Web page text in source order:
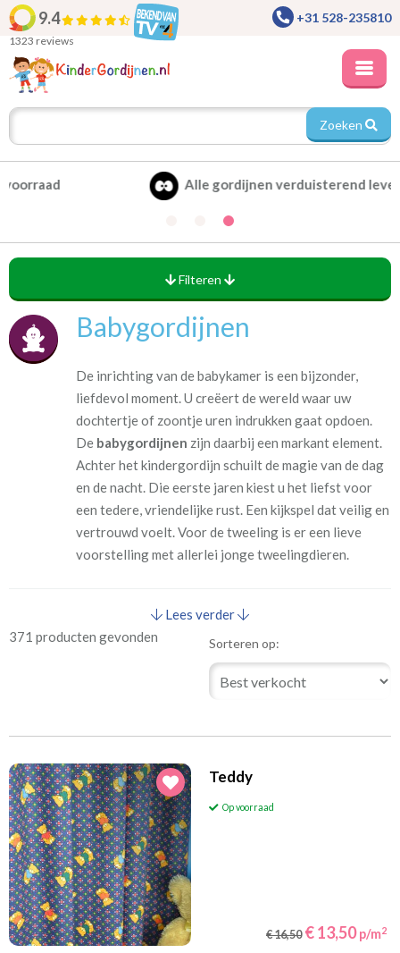
9.4
1323 reviews
+31 528-235810
Zoeken
Alle gordijnen verduisterend leverbaar
Filteren
Babygordijnen
De inrichting van de babykamer is een bijzonder,
liefdevol moment. U creëert de wereld waar uw
dochtertje of zoontje uren indrukken gaat opdoen.
De babygordijnen zijn daarbij een markant element.
Achter het kindergordijn schuilt de magie van de dag
en de nacht. Die eerste jaren kiest u het liefst voor
een tedere, vriendelijke rust. Een kijkspel dat veilig en
vertrouwd voelt. Voor de tweeling is er een lieve
voorstelling met allerlei jonge tweelingdieren.
Lees verder
371 producten gevonden
Sorteren op:
Teddy
Op voorraad
€ 16,50 € 13,50 p/m2